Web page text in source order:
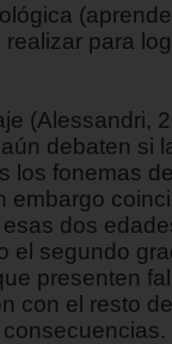
para
(Alessandri,
debaten si
los fonemas
embargo
dos
el segundo
presenten
con el resto